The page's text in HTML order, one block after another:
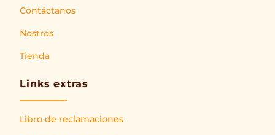
Contáctanos
Nostros
Tienda
Links extras
Libro de reclamaciones